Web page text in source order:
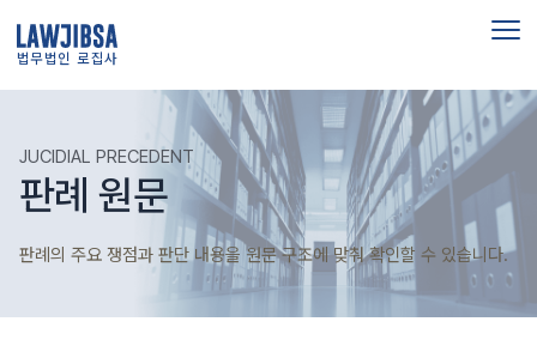
법무법인 로집사
JUCIDIAL PRECEDENT
판례 원문
판례의 주요 쟁점과 판단 내용을 원문 구조에 맞춰 확인할 수 있습니다.